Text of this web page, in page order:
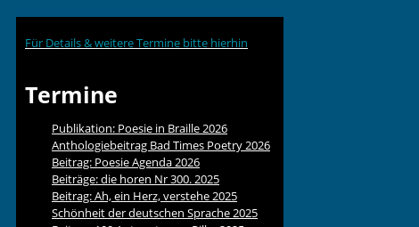
Für Details & weitere Termine bitte hierhin
Termine
Publikation: Poesie in Braille 2026
Anthologiebeitrag Bad Times Poetry 2026
Beitrag: Poesie Agenda 2026
Beiträge: die horen Nr 300. 2025
Beitrag: Ah, ein Herz, verstehe 2025
Schönheit der deutschen Sprache 2025